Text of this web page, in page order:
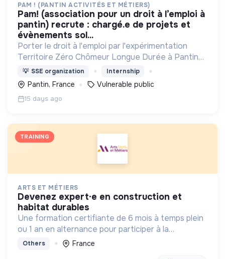
PAM ! (PANTIN ACTIVITÉS ET MÉTIERS)
pam! (association pour un droit à l’emploi à
pantin) recrute : chargé.e de projets et
évènements sol...
Porter le droit à l'emploi par l'expérimentation
Territoire Zéro Chômeur Longue Durée à Pantin
(Quartier des 4 Chemins) : créer des emplois
dignes, durables et utiles au territoire
💡 SSE organization Internship
Pantin, France Vulnerable public
15 days ago
TRAINING
ARTS ET MÉTIERS
devenez expert·e en construction et
habitat durables
Une formation certifiante de 6 mois à temps plein
ou 1 an en alternance pour participer à la
conception et à la rénovation de bâtiments
Others France